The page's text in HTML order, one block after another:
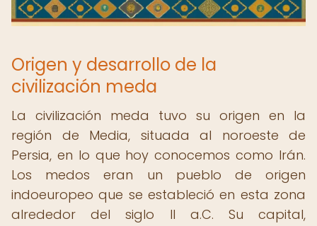
Origen y desarrollo de la
civilización meda
La civilización meda tuvo su origen en la
región de Media, situada al noroeste de
Persia, en lo que hoy conocemos como Irán.
Los medos eran un pueblo de origen
indoeuropeo que se estableció en esta zona
alrededor del siglo II a.C. Su capital,